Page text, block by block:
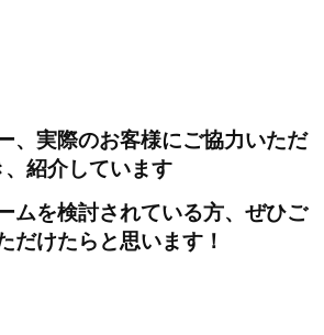
、実際のお客様にご協力いただ
、紹介しています
ムを検討されている方、ぜひご
だけたらと思います！